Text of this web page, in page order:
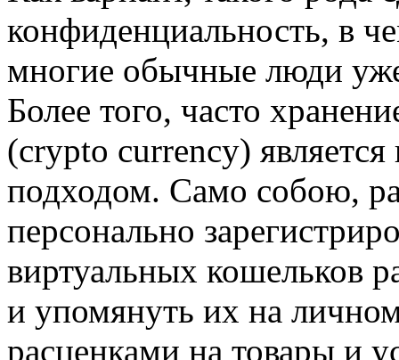
конфиденциальность, в
многие обычные люди
Более того, часто
(crypto currency)
подходом. Само собою,
персонально
виртуальных кошельков
и упомянуть их на
расценками на товары и